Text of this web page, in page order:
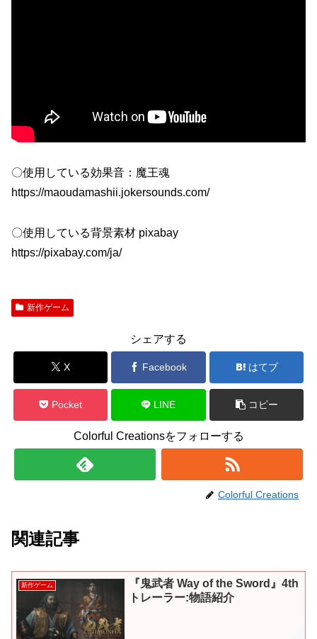
〇使用している効果音：魔王魂
https://maoudamashii.jokersounds.com/
〇使用している背景素材 pixabay
https://pixabay.com/ja/
新作ゲーム
シェアする
X Facebook はてブ
Pocket LINE コピー
Colorful Creationsをフォローする
Colorful Creations
関連記事
新作ゲーム
『鬼武者 Way of the Sword』4th
トレーラー:物語紹介